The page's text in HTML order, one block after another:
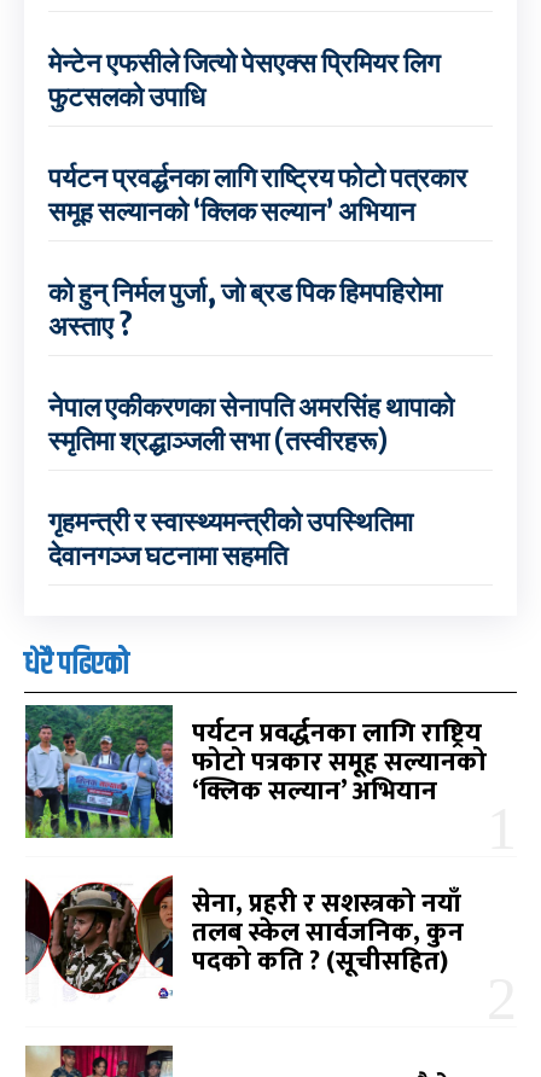
मेन्टेन एफसीले जित्यो पेसएक्स प्रिमियर लिग
फुटसलको उपाधि
पर्यटन प्रवर्द्धनका लागि राष्ट्रिय फोटो पत्रकार
समूह सल्यानको ‘क्लिक सल्यान’ अभियान
को हुन् निर्मल पुर्जा, जो ब्रड पिक हिमपहिरोमा
अस्ताए ?
नेपाल एकीकरणका सेनापति अमरसिंह थापाको
स्मृतिमा श्रद्धाञ्जली सभा (तस्वीरहरू)
गृहमन्त्री र स्वास्थ्यमन्त्रीको उपस्थितिमा
देवानगञ्ज घटनामा सहमति
धेरै पढिएको
पर्यटन प्रवर्द्धनका लागि राष्ट्रिय
फोटो पत्रकार समूह सल्यानको
‘क्लिक सल्यान’ अभियान
सेना, प्रहरी र सशस्त्रको नयाँ
तलब स्केल सार्वजनिक, कुन
पदको कति ? (सूचीसहित)